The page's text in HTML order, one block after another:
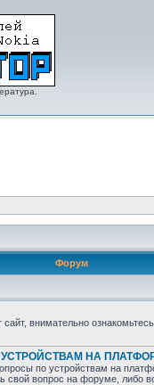
Форум
внимательно
НА
по устройствам на
свой вопрос на форуме, либо